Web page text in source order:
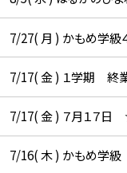
7/27( 月 ) かもめ学
7/17( 金 ) １学期 終
7/17( 金 ) ７月１７
7/16( 木 ) かもめ学級